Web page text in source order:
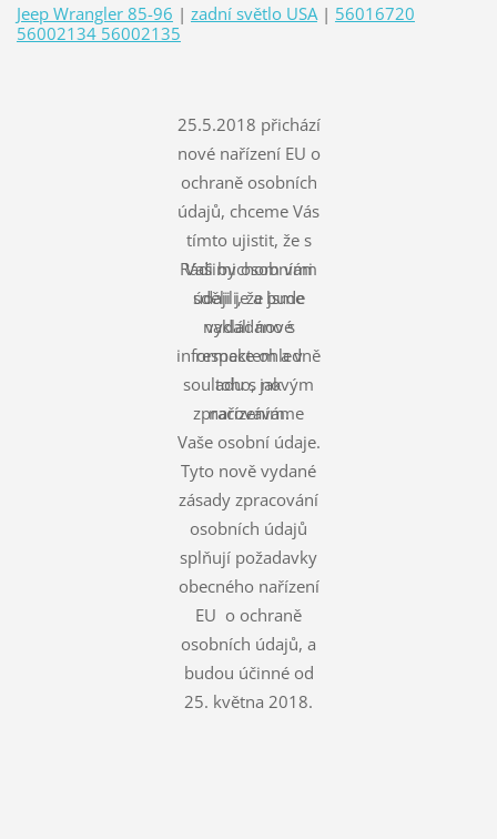
Jeep Wrangler 85-96 | zadní světlo USA | 56016720
56002134 56002135
25.5.2018 přichází
nové nařízení EU o
ochraně osobních
údajů, chceme Vás
tímto ujistit, že s
Vašimi osobními
údaji je a bude
nakládáno s
respektem a v
souladu s novým
nařízením.
Rádi bychom vám
sdělili, že jsme
vydali nové
informace ohledně
toho, jak
zpracováváme
Vaše osobní údaje.
Tyto nově vydané
zásady zpracování
osobních údajů
splňují požadavky
obecného nařízení
EU o ochraně
osobních údajů, a
budou účinné od
25. května 2018.